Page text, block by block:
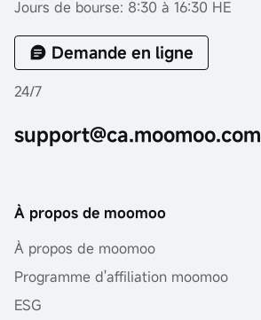
Jours de bourse: 8:30 à 16:30 HE
Demande en ligne
24/7
support@ca.moomoo.com
À propos de moomoo
À propos de moomoo
Programme d'affiliation moomoo
ESG